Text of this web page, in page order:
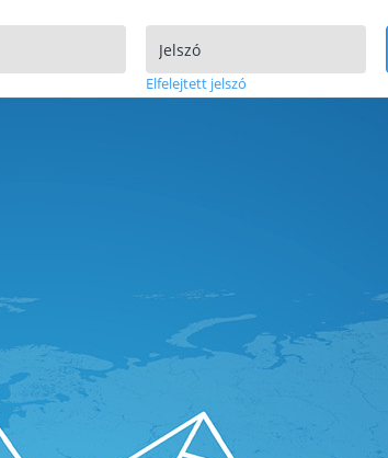
Elfelejtett jelszó